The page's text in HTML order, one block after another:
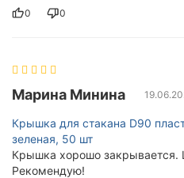
0 0
Марина Минина
Крышка для стакана D90
зеленая, 50 шт
Крышка хорошо закрывается.
Рекомендую!